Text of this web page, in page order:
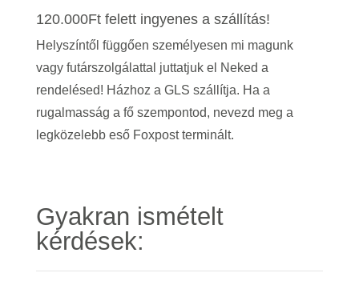
120.000Ft felett ingyenes a szállítás!
Helyszíntől függően személyesen mi magunk
vagy futárszolgálattal juttatjuk el Neked a
rendelésed! Házhoz a GLS szállítja. Ha a
rugalmasság a fő szempontod, nevezd meg a
legközelebb eső Foxpost terminált.
Gyakran ismételt
kérdések: